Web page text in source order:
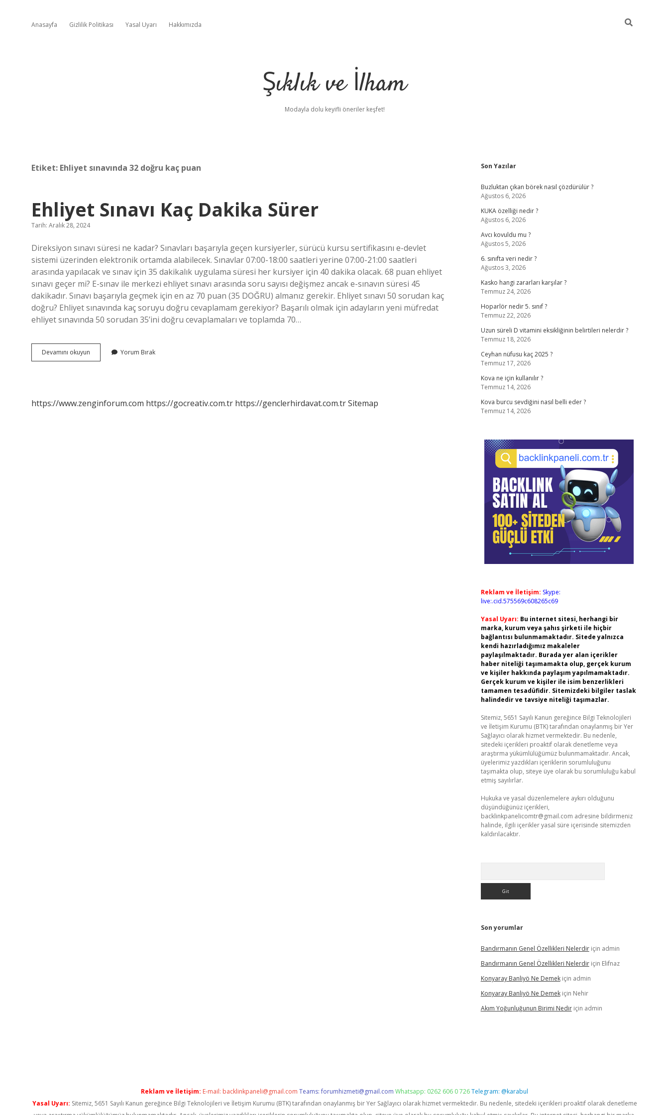
Anasayfa Gizlilik Politikası Yasal Uyarı Hakkımızda
Şıklık ve İlham
Modayla dolu keyifli öneriler keşfet!
Etiket: Ehliyet sınavında 32 doğru kaç puan
Ehliyet Sınavı Kaç Dakika Sürer
Tarih: Aralık 28, 2024
Direksiyon sınavı süresi ne kadar? Sınavları başarıyla geçen kursiyerler, sürücü kursu sertifikasını e-devlet
sistemi üzerinden elektronik ortamda alabilecek. Sınavlar 07:00-18:00 saatleri yerine 07:00-21:00 saatleri
arasında yapılacak ve sınav için 35 dakikalık uygulama süresi her kursiyer için 40 dakika olacak. 68 puan ehliyet
sınavı geçer mi? E-sınav ile merkezi ehliyet sınavı arasında soru sayısı değişmez ancak e-sınavın süresi 45
dakikadır. Sınavı başarıyla geçmek için en az 70 puan (35 DOĞRU) almanız gerekir. Ehliyet sınavı 50 sorudan kaç
doğru? Ehliyet sınavında kaç soruyu doğru cevaplamam gerekiyor? Başarılı olmak için adayların yeni müfredat
ehliyet sınavında 50 sorudan 35’ini doğru cevaplamaları ve toplamda 70…
Devamını okuyun
Sınavı
Yorum Bırak
https://www.zenginforum.com https://gocreativ.com.tr https://genclerhirdavat.com.trSitemap
Sidebar
Son Yazılar
Buzluktan çıkan börek nasıl çözdürülür ?
Ağustos 6, 2026
KUKA özelliği nedir ?
Ağustos 6, 2026
Avcı kovuldu mu ?
Ağustos 5, 2026
6. sınıfta veri nedir ?
Ağustos 3, 2026
Kasko hangi zararları karşılar ?
Temmuz 24, 2026
Hoparlör nedir 5. sınıf ?
Temmuz 22, 2026
Uzun süreli D vitamini eksikliğinin belirtileri nelerdir ?
Temmuz 18, 2026
Ceyhan nüfusu kaç 2025 ?
Temmuz 17, 2026
Kova ne için kullanılır ?
Temmuz 14, 2026
Kova burcu sevdiğini nasıl belli eder ?
Temmuz 14, 2026
Reklam ve İletişim: Skype:
live:.cid.575569c608265c69
Yasal Uyarı: Bu internet sitesi, herhangi bir
marka, kurum veya şahıs şirketi ile hiçbir
bağlantısı bulunmamaktadır. Sitede yalnızca
kendi hazırladığımız makaleler
paylaşılmaktadır. Burada yer alan içerikler
haber niteliği taşımamakta olup, gerçek kurum
ve kişiler hakkında paylaşım yapılmamaktadır.
Gerçek kurum ve kişiler ile isim benzerlikleri
tamamen tesadüfidir. Sitemizdeki bilgiler taslak
halindedir ve tavsiye niteliği taşımazlar.
Sitemiz, 5651 Sayılı Kanun gereğince Bilgi Teknolojileri
ve İletişim Kurumu (BTK) tarafından onaylanmış bir Yer
Sağlayıcı olarak hizmet vermektedir. Bu nedenle,
sitedeki içerikleri proaktif olarak denetleme veya
araştırma yükümlülüğümüz bulunmamaktadır. Ancak,
üyelerimiz yazdıkları içeriklerin sorumluluğunu
taşımakta olup, siteye üye olarak bu sorumluluğu kabul
etmiş sayılırlar.
Hukuka ve yasal düzenlemelere aykırı olduğunu
düşündüğünüz içerikleri,
backlinkpanelicomtr@gmail.com adresine bildirmeniz
halinde, ilgili içerikler yasal süre içerisinde sitemizden
kaldırılacaktır.
Son yorumlar
Bandırmanın Genel Özellikleri Nelerdiriçin admin
Bandırmanın Genel Özellikleri Nelerdiriçin Elifnaz
Konyaray Banliyö Ne Demekiçin admin
Konyaray Banliyö Ne Demekiçin Nehir
Akım Yoğunluğunun Birimi Nediriçin admin
Reklam ve İletişim: E-mail: backlinkpaneli@gmail.com Teams:forumhizmeti@gmail.com Whatsapp: 0262 606 0 726Telegram: @karabul
Yasal Uyarı: Sitemiz, 5651 Sayılı Kanun gereğince Bilgi Teknolojileri ve İletişim Kurumu (BTK) tarafından onaylanmış bir Yer Sağlayıcı olarak hizmet vermektedir. Bu nedenle, sitedeki içerikleri proaktif olarak denetleme